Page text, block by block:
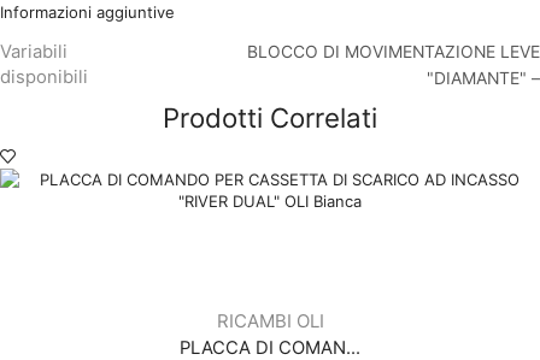
Informazioni aggiuntive
Variabili
disponibili
BLOCCO DI MOVIMENTAZIONE LEVE
"DIAMANTE" –
Prodotti Correlati
RICAMBI OLI
PLACCA DI COMAN...